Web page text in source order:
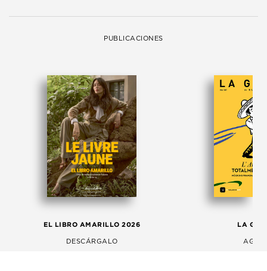
PUBLICACIONES
EL LIBRO AMARILLO 2026
DESCÁRGALO
LA